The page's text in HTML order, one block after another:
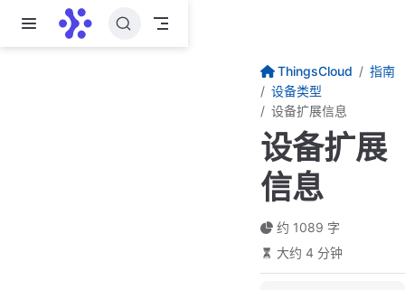
跳至主要內容
ThingsCloud
指南
设备类型
设备扩展信息
设备扩展
信息
约 1089 字
大约 4 分钟